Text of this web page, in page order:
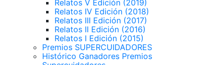
Relatos V Edición (2019)
Relatos IV Edición (2018)
Relatos III Edición (2017)
Relatos II Edición (2016)
Relatos I Edición (2015)
Premios SUPERCUIDADORES
Histórico Ganadores Premios